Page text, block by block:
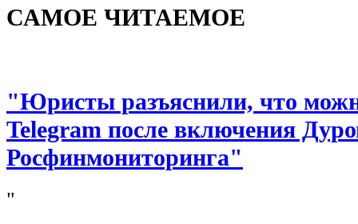
САМОЕ ЧИТАЕМОЕ
"Юристы разъяснили, что
Telegram после включения
Росфинмониторинга"
"